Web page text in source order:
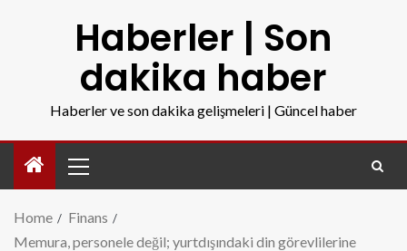
Haberler | Son
dakika haber
Haberler ve son dakika gelişmeleri | Güncel haber
Home
Finans
Memura, personele değil; yurtdışındaki din görevlilerine